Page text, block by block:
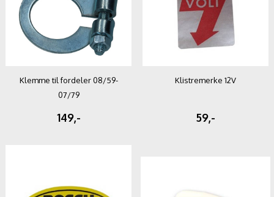
Klemme til fordeler 08/59-
07/79
149,-
Klistremerke 12V
59,-